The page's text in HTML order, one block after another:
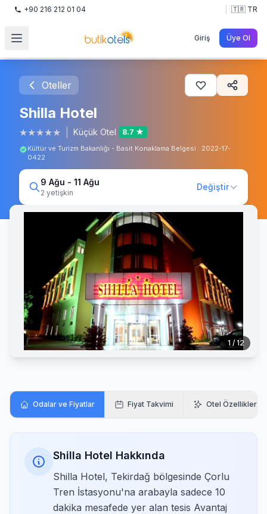
+90 216 212 01 04 🇹🇷 TR
Giriş Üye Ol
Oteller
Shilla Hotel
★★★★★ Küçük Otel 8.7 ★
Kültür ve Turizm Bakanlığı - Basit Konaklama Belgesi : 2022-17-
0422
9 Ağu - 11 Ağu
2 yetişkin
Değiştir
1 / 12
Odalar ve Fiyatlar Fiyat Takvimi Otel Özellikleri
Shilla Hotel Hakkında
Shilla Hotel, Tekirdağ bölgesinde Çorlu
Tren İstasyonu'na arabayla sadece 10
dakika mesafede yer alan tesis Avantaj